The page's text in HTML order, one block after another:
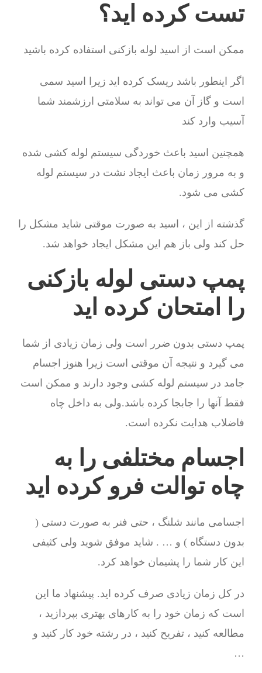
تست کرده اید؟
ممکن است از اسید لوله بازکنی استفاده کرده باشید
اگر اینطور باشد ریسک کرده اید زیرا اسید سمی
است و گاز آن می تواند به سلامتی ارزشمند شما
آسیب وارد کند
همچنین اسید باعث خوردگی سیستم لوله کشی شده
و به مرور زمان باعث ایجاد نشت در سیستم لوله
کشی می شود.
گذشته از این ، اسید به صورت موقتی شاید مشکل را
حل کند ولی باز هم این مشکل ایجاد خواهد شد.
پمپ دستی لوله بازکنی
را امتحان کرده اید
پمپ دستی بدون ضرر است ولی زمان زیادی از شما
می گیرد و نتیجه آن موقتی است زیرا هنوز اجسام
جامد در سیستم لوله کشی وجود دارند و ممکن است
فقط آنها را جابجا کرده باشد.ولی به داخل چاه
فاضلاب هدایت نکرده است.
اجسام مختلفی را به
چاه توالت فرو کرده اید
اجسامی مانند شلنگ ، حتی فنر به صورت دستی (
بدون دستگاه ) و … . شاید موفق شوید ولی کثیفی
این کار شما را پشیمان خواهد کرد.
در کل زمان زیادی صرف کرده اید. پیشنهاد ما این
است که زمان خود را به کارهای بهتری بپردازید ،
مطالعه کنید ، تفریح کنید ، در رشته خود کار کنید و
…